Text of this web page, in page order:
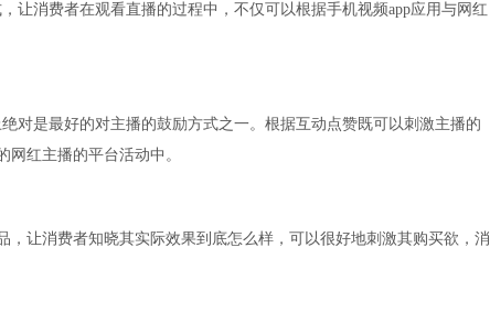
让消费者在观看直播的过程中，不仅可以根据手机视频app应用与网红
对是最好的对主播的鼓励方式之一。根据互动点赞既可以刺激主播的
红主播的平台活动中。
让消费者知晓其实际效果到底怎么样，可以很好地刺激其购买欲，消